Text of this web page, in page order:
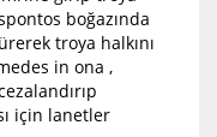
boğazında
troya halkını
in ona ,
için lanetler